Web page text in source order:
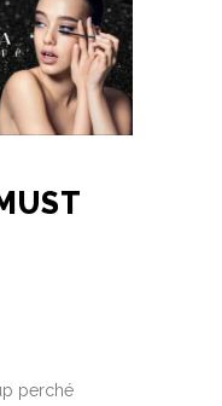
perché